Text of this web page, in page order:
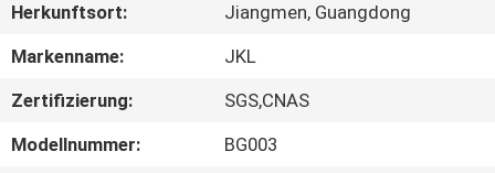
FABRIK-
QUALITÄTSKONTROLLE
Herkunftsort:
Jiangmen, Guangdong
Markenname:
JKL
Zertifizierung:
SGS,CNAS
Modellnummer:
BG003